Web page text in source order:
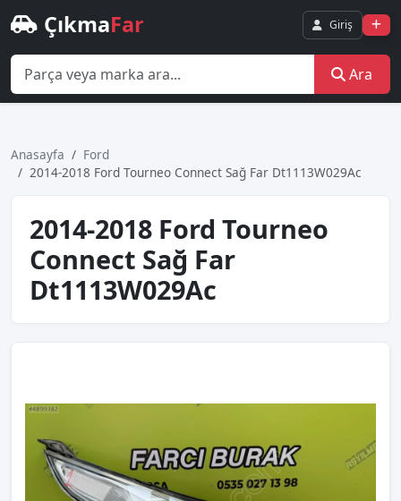
ÇıkmaFar Giriş
Ara
Anasayfa
Ford
2014-2018 Ford Tourneo Connect Sağ Far Dt1113W029Ac
2014-2018 Ford Tourneo
Connect Sağ Far
Dt1113W029Ac